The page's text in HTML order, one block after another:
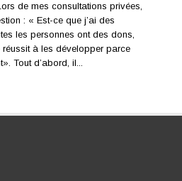
de mes consultations privées,
: « Est-ce que j’ai des
les personnes ont des dons,
à les développer parce
Tout d’abord, il...